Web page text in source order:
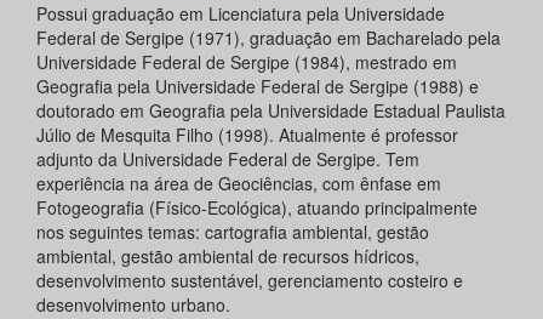
Possui graduação em Licenciatura pela Universidade
Federal de Sergipe (1971), graduação em Bacharelado pela
Universidade Federal de Sergipe (1984), mestrado em
Geografia pela Universidade Federal de Sergipe (1988) e
doutorado em Geografia pela Universidade Estadual Paulista
Júlio de Mesquita Filho (1998). Atualmente é professor
adjunto da Universidade Federal de Sergipe. Tem
experiência na área de Geociências, com ênfase em
Fotogeografia (Físico-Ecológica), atuando principalmente
nos seguintes temas: cartografia ambiental, gestão
ambiental, gestão ambiental de recursos hídricos,
desenvolvimento sustentável, gerenciamento costeiro e
desenvolvimento urbano.